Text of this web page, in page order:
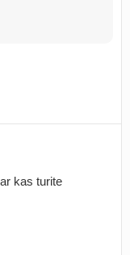
kas turite